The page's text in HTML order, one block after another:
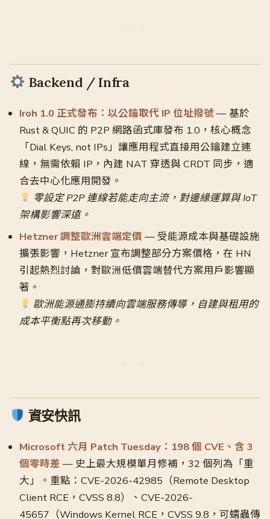
Backend / Infra
Iroh 1.0 正式發布：以公鑰取代 IP 位址撥號 — 基於
Rust & QUIC 的 P2P 網路函式庫發布 1.0，核心概念
「Dial Keys, not IPs」讓應用程式直接用公鑰建立連
線，無需依賴 IP，內建 NAT 穿透與 CRDT 同步，適
合去中心化應用開發。
零設定 P2P 連線若能走向主流，對邊緣運算與 IoT
架構影響深遠。
Hetzner 調整歐洲雲端定價 — 受能源成本與基礎設施
擴張影響，Hetzner 宣布調整部分方案價格，在 HN
引起熱烈討論，對歐洲低價雲端替代方案用戶影響顯
著。
歐洲能源通膨持續向雲端服務傳導，自建與租用的
成本平衡點再次移動。
資安快訊
Microsoft 六月 Patch Tuesday：198 個 CVE、含 3
個零時差 — 史上最大規模單月修補，32 個列為「重
大」。重點：CVE-2026-42985（Remote Desktop
Client RCE，CVSS 8.8）、CVE-2026-
45657（Windows Kernel RCE，CVSS 9.8，可蠕蟲傳